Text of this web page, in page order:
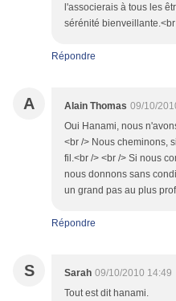
l'associerais à tous les
sérénité
Répondre
A Alain Thomas 09/10/
Oui Hanami, nous
<br /> Nous cheminons,
fil.<br /> <br /> Si nous
nous donnons sans
un grand pas au plus
Répondre
S Sarah 09/10/2010 14:49
Tout est dit hanami.